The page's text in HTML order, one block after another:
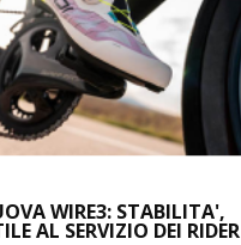
WIRE3: STABILITA',
AL SERVIZIO DEI RIDER